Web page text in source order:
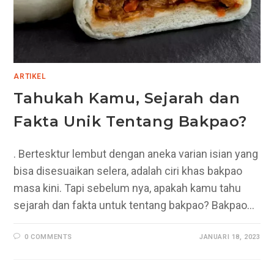
ARTIKEL
Tahukah Kamu, Sejarah dan
Fakta Unik Tentang Bakpao?
. Bertesktur lembut dengan aneka varian isian yang
bisa disesuaikan selera, adalah ciri khas bakpao
masa kini. Tapi sebelum nya, apakah kamu tahu
sejarah dan fakta untuk tentang bakpao? Bakpao…
0 COMMENTS JANUARI 18, 2023